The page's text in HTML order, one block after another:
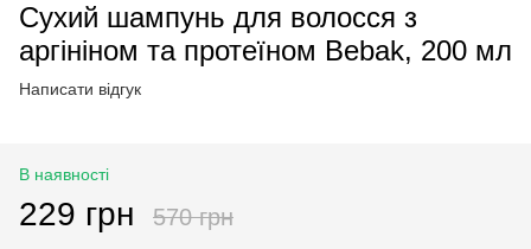
Сухий шампунь для волосся з
аргініном та протеїном Bebak, 200 мл
Написати відгук
В наявності
229 грн 570 грн